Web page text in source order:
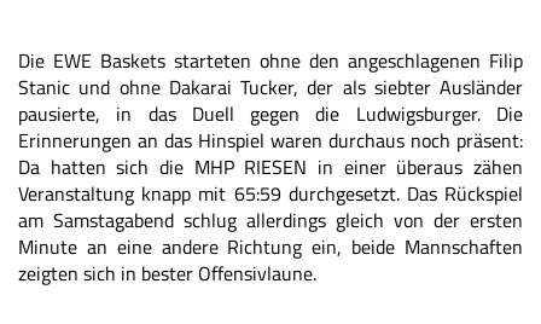
Die EWE Baskets starteten ohne den angeschlagenen Filip
Stanic und ohne Dakarai Tucker, der als siebter Ausländer
pausierte, in das Duell gegen die Ludwigsburger. Die
Erinnerungen an das Hinspiel waren durchaus noch präsent:
Da hatten sich die MHP RIESEN in einer überaus zähen
Veranstaltung knapp mit 65:59 durchgesetzt. Das Rückspiel
am Samstagabend schlug allerdings gleich von der ersten
Minute an eine andere Richtung ein, beide Mannschaften
zeigten sich in bester Offensivlaune.